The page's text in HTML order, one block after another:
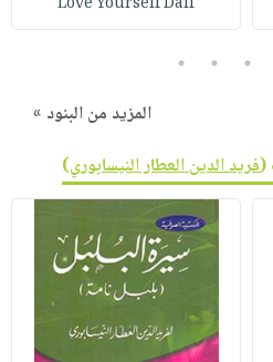
3
4
5
المزيد من البنود »
(فريد الدين العطار النيسابوري)